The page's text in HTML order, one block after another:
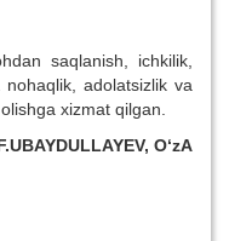
saqlanish, ichkilik,
adolatsizlik va
xizmat qilgan.
O‘zA